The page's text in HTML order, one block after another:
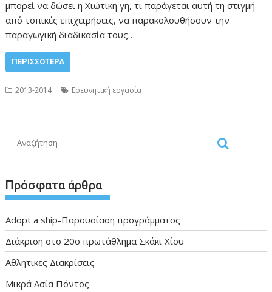
μπορεί να δώσει η Χιώτικη γη, τι παράγεται αυτή τη στιγμή
από τοπικές επιχειρήσεις, να παρακολουθήσουν την
παραγωγική διαδικασία τους…
ΠΕΡΙΣΣΌΤΕΡΑ
2013-2014 Ερευνητική εργασία
Πρόσφατα άρθρα
Adopt a ship-Παρουσίαση προγράμματος
Διάκριση στο 20ο πρωτάθλημα Σκάκι Χίου
Αθλητικές Διακρίσεις
Μικρά Ασία Πόντος